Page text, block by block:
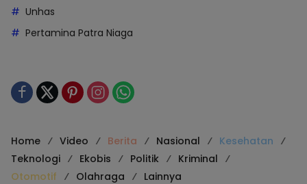
Unhas
Pertamina Patra Niaga
Home Video Berita Nasional
Kesehatan
Teknologi
Ekobis Politik
Kriminal
Otomotif
Olahraga
Lainnya